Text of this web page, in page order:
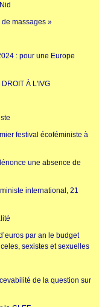
massages »
: pour une Europe
À L'IVG
festival écoféministe à
une absence de
international, 21
par an le budget
sexistes et sexuelles
de la question sur